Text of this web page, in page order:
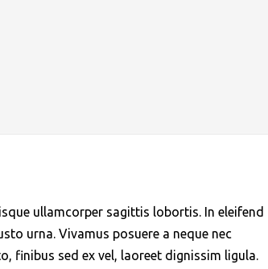
ullamcorper sagittis lobortis. In eleifend
urna. Vivamus posuere a neque nec
finibus sed ex vel, laoreet dignissim ligula.